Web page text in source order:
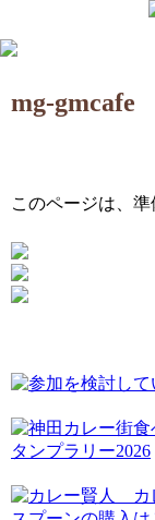
mg-gmcafe
このページは、準